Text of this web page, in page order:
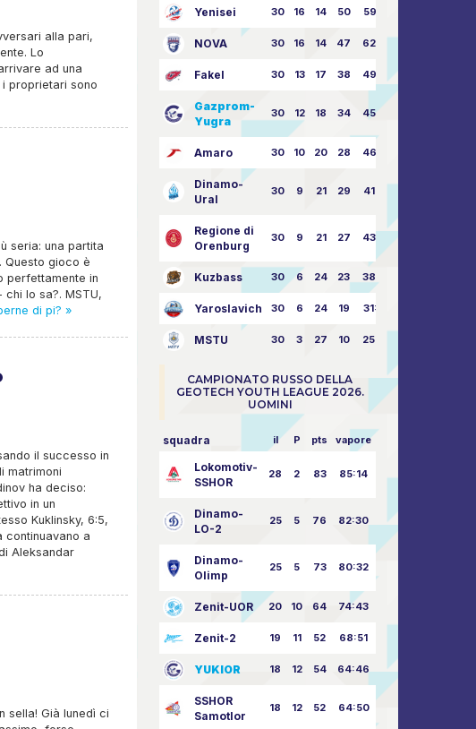
alla pari,
Lo
ad una
proprietari sono
seria: una partita
Questo gioco è
perfettamente in
lo sa?. MSTU,
di pi? »
il successo in
matrimoni
ha deciso:
in un
Kuklinsky, 6:5,
continuavano a
Aleksandar
sella! Già lunedì ci
Yenisei 30 16 14 50 59:53
NOVA 30 16 14 47 62:58
Fakel 30 13 17 38 49:62
Gazprom-
Yugra
30 12 18 34 45:63
Amaro 30 10 20 28 46:73
Dinamo-
Ural
30 9 21 29 41:70
Regione di
Orenburg
30 9 21 27 43:73
Kuzbass 30 6 24 23 38:76
Yaroslavich 30 6 24 19 31:80
MSTU 30 3 27 10 25:87
CAMPIONATO RUSSO DELLA
GEOTECH YOUTH LEAGUE 2026.
UOMINI
squadra il P pts vapore
Lokomotiv-
SSHOR
28 2 83 85:14
Dinamo-
LO-2
25 5 76 82:30
Dinamo-
Olimp
25 5 73 80:32
Zenit-UOR 20 10 64 74:43
Zenit-2 19 11 52 68:51
YUKIOR 18 12 54 64:46
SSHOR
Samotlor
18 12 52 64:50